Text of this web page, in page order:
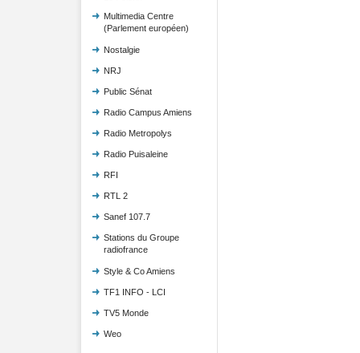
Multimedia Centre
(Parlement européen)
Nostalgie
NRJ
Public Sénat
Radio Campus Amiens
Radio Metropolys
Radio Puisaleine
RFI
RTL 2
Sanef 107.7
Stations du Groupe
radiofrance
Style & Co Amiens
TF1 INFO - LCI
TV5 Monde
Weo